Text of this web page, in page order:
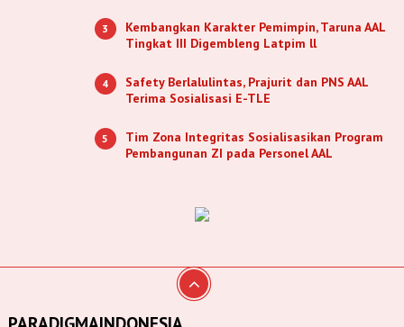
3
Kembangkan Karakter Pemimpin, Taruna AAL
Tingkat III Digembleng Latpim ll
4
Safety Berlalulintas, Prajurit dan PNS AAL
Terima Sosialisasi E-TLE
5
Tim Zona Integritas Sosialisasikan Program
Pembangunan ZI pada Personel AAL